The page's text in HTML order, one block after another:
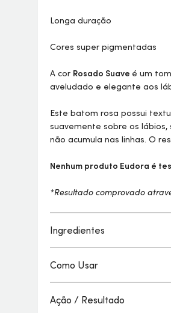
Longa duração
Cores super pigmentadas
A cor Rosado Suave é um
aveludado e elegante aos
Este batom rosa possui
suavemente sobre os
não acumula nas linhas. O
Nenhum produto Eudora é
*Resultado comprovado
Ingredientes
Como Usar
Ação / Resultado